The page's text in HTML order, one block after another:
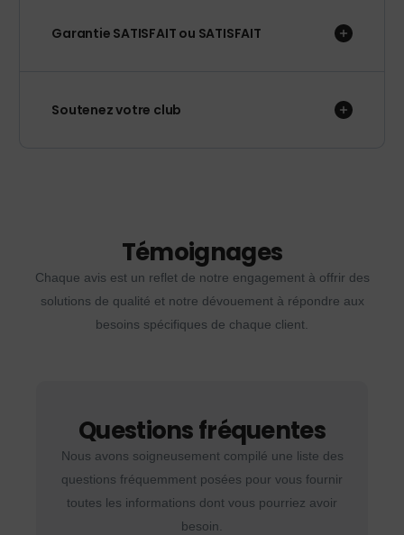
Garantie SATISFAIT ou SATISFAIT
Soutenez votre club
Témoignages
Chaque avis est un reflet de notre engagement à offrir des
solutions de qualité et notre dévouement à répondre aux
besoins spécifiques de chaque client.
Questions fréquentes
Nous avons soigneusement compilé une liste des
questions fréquemment posées pour vous fournir
toutes les informations dont vous pourriez avoir
besoin.